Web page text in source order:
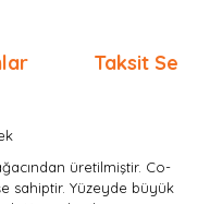
Taksit
üretilmiştir. Co-
sahiptir. Yüzeyde büyük